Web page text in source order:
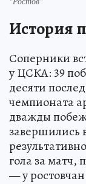
История
Соперники
у ЦСКА: 39
десяти
чемпионата
дважды
завершились
гола за матч,
— у